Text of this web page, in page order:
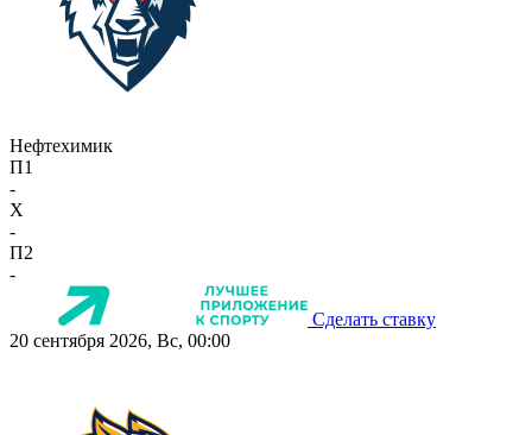
Нефтехимик
П1
-
X
-
П2
-
Сделать ставку
20 сентября 2026, Вс, 00:00